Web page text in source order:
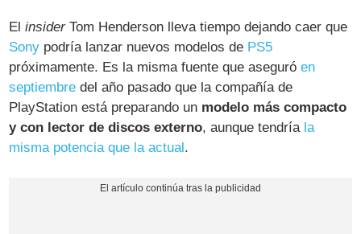
ElinsiderTom Henderson lleva tiempo dejando caer que
Sony podría lanzar nuevos modelos de PS5
próximamente. Es la misma fuente que aseguróen
septiembre del año pasado que la compañía de
PlayStation está preparando un modelo más compacto
y con lector de discos externo, aunque tendría la
misma potencia que la actual.